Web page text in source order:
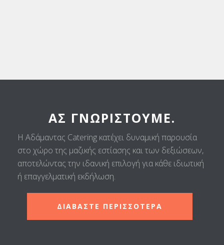
ΑΣ ΓΝΩΡΙΣΤΟΎΜΕ.
Η Αδάμαντας Catering κατέχει δυναμική παρουσία
στο χώρο της μαζικής εστίασης και των δεξιώσεων,
αποτελώντας την ιδανική επιλογή για κάθε ιδιωτική
ή επαγγελματική εκδήλωση.
ΔΙΑΒΑΣΤΕ ΠΕΡΙΣΣΟΤΕΡΑ